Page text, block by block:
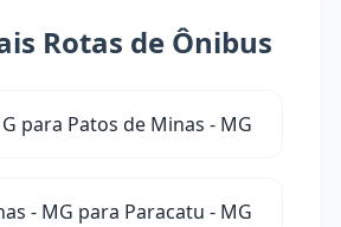
Rotas de Ônibus
para Patos de Minas - MG
- MG para Paracatu - MG